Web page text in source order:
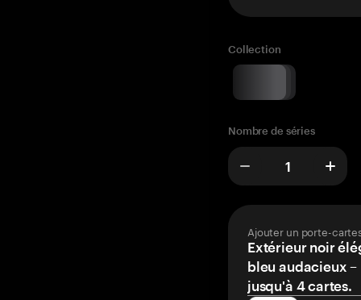
Collection
Nombre de séries
Ajouter un porte-
Extérieur noir
bleu audacieux
jusqu'à 4 cartes.